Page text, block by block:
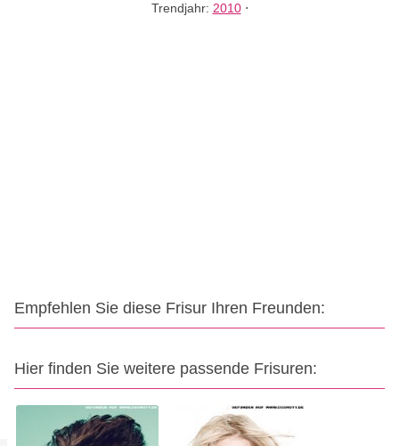
Trendjahr: 2010⋅
Empfehlen Sie diese Frisur Ihren Freunden:
Hier finden Sie weitere passende Frisuren: